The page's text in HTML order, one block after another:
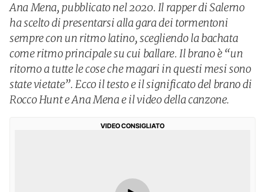
Ana Mena, pubblicato nel 2020. Il rapper di Salerno
ha scelto di presentarsi alla gara dei tormentoni
sempre con un ritmo latino, scegliendo la bachata
come ritmo principale su cui ballare. Il brano è “un
ritorno a tutte le cose che magari in questi mesi sono
state vietate”. Ecco il testo e il significato del brano di
Rocco Hunt e Ana Mena e il video della canzone.
VIDEO CONSIGLIATO